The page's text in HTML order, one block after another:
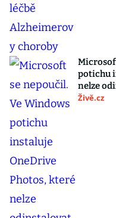
potichu
nelze
Živě.cz